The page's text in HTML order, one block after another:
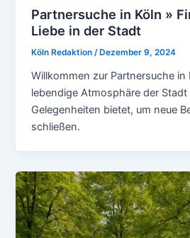
Partnersuche in Köln »
Liebe in der Stadt
Köln Redaktion/Dezember 9, 2024
Willkommen zur Partnersuche in
lebendige Atmosphäre der
Gelegenheiten bietet, um neue
schließen.